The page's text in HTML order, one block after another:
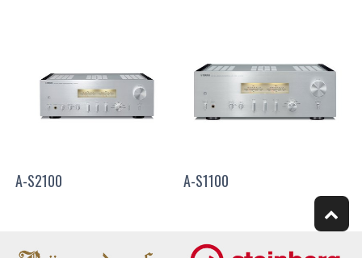
A-S2100 A-S1100